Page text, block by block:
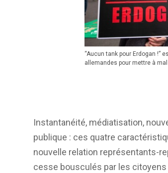
“Aucun tank pour Erdogan !”
allemandes pour mettre à
Instantanéité, médiatisation,
publique : ces quatre
nouvelle relation représentants-
cesse bousculés par les citoyens